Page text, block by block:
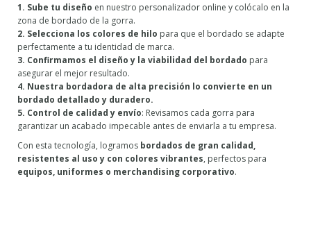
1. Sube tu diseño en nuestro personalizador online y colócalo en la
zona de bordado de la gorra.
2. Selecciona los colores de hilo para que el bordado se adapte
perfectamente a tu identidad de marca.
3. Confirmamos el diseño y la viabilidad del bordado para
asegurar el mejor resultado.
4. Nuestra bordadora de alta precisión lo convierte en un
bordado detallado y duradero.
5. Control de calidad y envío: Revisamos cada gorra para
garantizar un acabado impecable antes de enviarla a tu empresa.
Con esta tecnología, logramos bordados de gran calidad,
resistentes al uso y con colores vibrantes, perfectos para
equipos, uniformes o merchandising corporativo.